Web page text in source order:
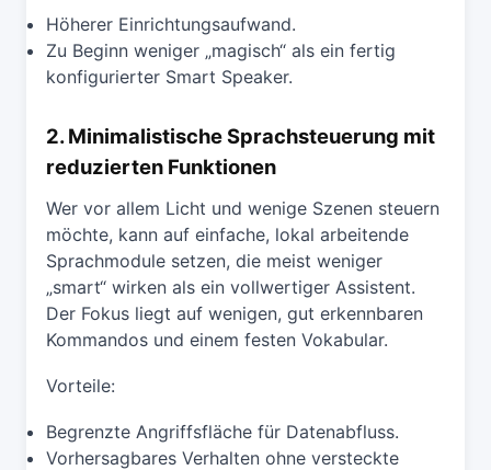
Höherer Einrichtungsaufwand.
Zu Beginn weniger „magisch“ als ein fertig
konfigurierter Smart Speaker.
2. Minimalistische Sprachsteuerung mit
reduzierten Funktionen
Wer vor allem Licht und wenige Szenen steuern
möchte, kann auf einfache, lokal arbeitende
Sprachmodule setzen, die meist weniger
„smart“ wirken als ein vollwertiger Assistent.
Der Fokus liegt auf wenigen, gut erkennbaren
Kommandos und einem festen Vokabular.
Vorteile:
Begrenzte Angriffsfläche für Datenabfluss.
Vorhersagbares Verhalten ohne versteckte